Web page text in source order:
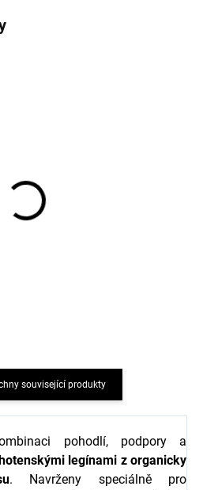
související produkty
pohodlí, podpory a
legínami z organicky
. Navrženy speciálně pro